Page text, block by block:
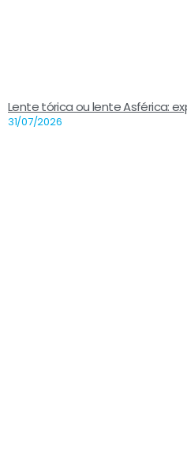
Lente tórica ou lente Asférica:
31/07/2026